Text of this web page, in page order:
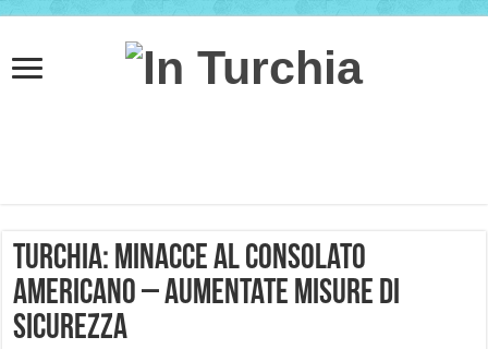
Turchia: minacce al consolato
americano – aumentate misure di
sicurezza